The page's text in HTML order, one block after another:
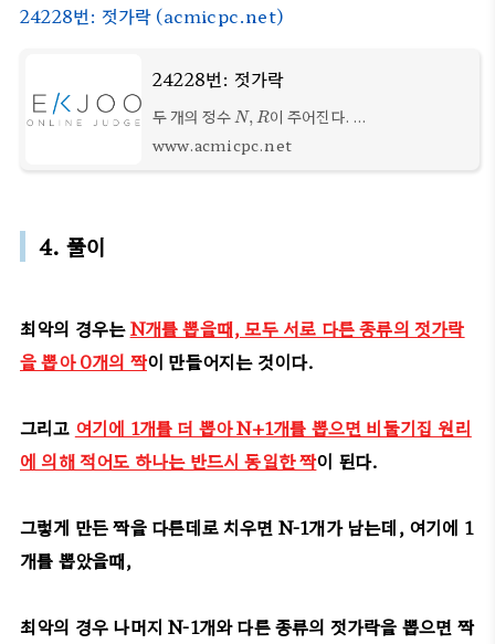
24228번: 젓가락 (acmicpc.net)
24228번: 젓가락
두 개의 정수 N, R
N R이 주어진다.
(1 ≤ N , R ≤ 10 )
( ≤N, R ≤ 1018)
www.acmicpc.net
4. 풀이
최악의 경우는N개를 뽑을때, 모두 서로 다른 종류의 젓가락
을 뽑아 0개의 짝이 만들어지는 것이다.
그리고 여기에 1개를 더 뽑아 N+1개를 뽑으면 비둘기집 원리
에 의해 적어도 하나는 반드시 동일한 짝이 된다.
그렇게 만든 짝을 다른데로 치우면 N-1개가 남는데, 여기에 1
개를 뽑았을때,
최악의 경우 나머지 N-1개와 다른 종류의 젓가락을 뽑으면 짝